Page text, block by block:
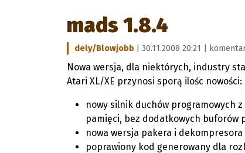
mads 1.8.4
dely/Blowjobb | 30.11.2008 20:21 |
Nowa wersja, dla niektórych, industry
Atari XL/XE przynosi sporą ilośc nowości:
nowy silnik duchów programowych
pamięci, bez dodatkowych buforów
nowa wersja pakera i dekompresora
poprawiony kod generowany dla